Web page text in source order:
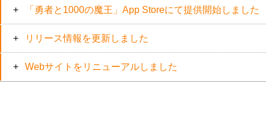
「勇者と1000の魔王」App Storeにて提供開始しました
リリース情報を更新しました
Webサイトをリニューアルしました